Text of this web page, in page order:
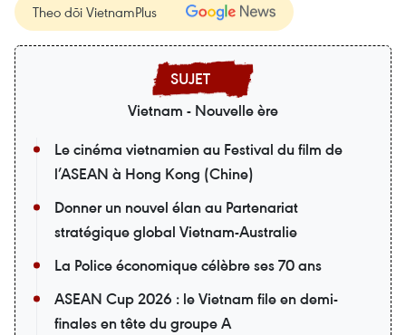
Theo dõi VietnamPlus
Vietnam - Nouvelle ère
Le cinéma vietnamien au Festival du film de
l’ASEAN à Hong Kong (Chine)
Donner un nouvel élan au Partenariat
stratégique global Vietnam-Australie
La Police économique célèbre ses 70 ans
ASEAN Cup 2026 : le Vietnam file en demi-
finales en tête du groupe A